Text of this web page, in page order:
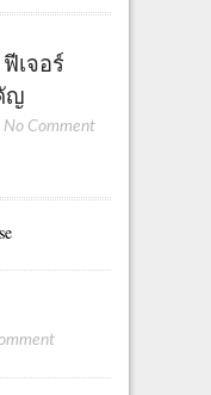
เจอร์
ญ
No Comment